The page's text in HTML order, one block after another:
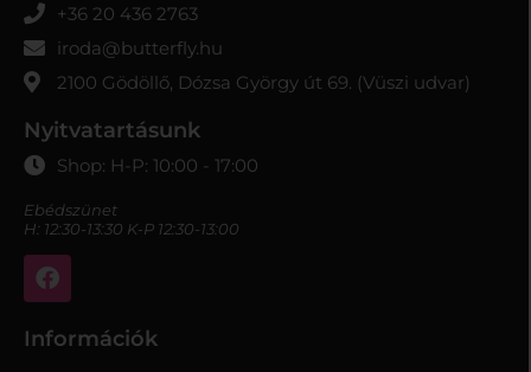
+36 20 436 2763
iroda@butterfly.hu
2100 Gödöllő, Dózsa György út 69. (Vüszi udvar)
Nyitvatartásunk
Shop: H-P: 10:00 - 17:00
Ebédszünet
H: 12:30-13:30 K-P 12:30-13:00
Információk